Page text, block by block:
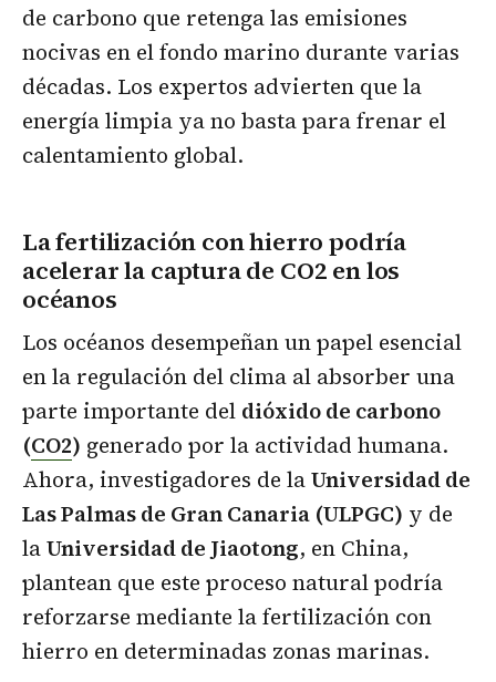
de carbono que retenga las emisiones
nocivas en el fondo marino durante varias
décadas. Los expertos advierten que la
energía limpia ya no basta para frenar el
calentamiento global.
La fertilización con hierro podría
acelerar la captura de CO2 en los
océanos
Los océanos desempeñan un papel esencial
en la regulación del clima al absorber una
parte importante del dióxido de carbono
(CO2) generado por la actividad humana.
Ahora, investigadores de laUniversidad de
Las Palmas de Gran Canaria (ULPGC) y de
laUniversidad de Jiaotong, en China,
plantean que este proceso natural podría
reforzarse mediante la fertilización con
hierro en determinadas zonas marinas.